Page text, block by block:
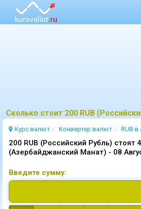
Курс валют Конвертер валют RUB в
200 RUB (Российский Рубль) стоят
(Азербайджанский Манат) - 08
Введите сумму: